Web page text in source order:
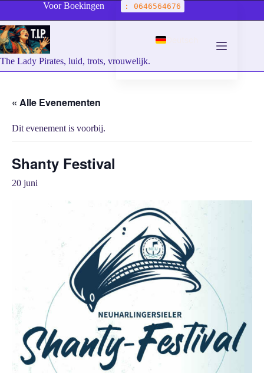
Voor Boekingen : 0646564676
The Lady Pirates, luid, trots, vrouwelijk.
« Alle Evenementen
Dit evenement is voorbij.
Shanty Festival
20 juni